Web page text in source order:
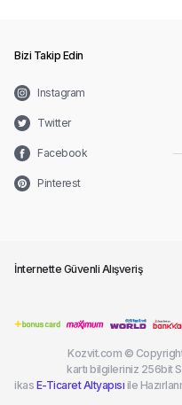
Bizi Takip Edin
Instagram
Twitter
Facebook
Pinterest
İnternette Güvenli Alışveriş
Kozvit.com © Copyright
kartı bilgileriniz 256bit
ikas E-Ticaret Altyapısı ile